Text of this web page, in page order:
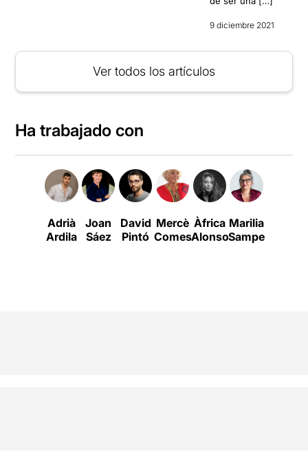
9 diciembre 2021
Ver todos los artículos
Ha trabajado con
Adrià
Ardila
Joan
Sáez
David
Pintó
Mercè
Comes
Àfrica
Alonso
Marilia
Samper